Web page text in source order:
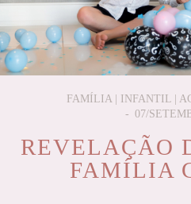
FAMÍLIA | INFANTIL |
07/
REVELAÇÃO
FAMÍLIA